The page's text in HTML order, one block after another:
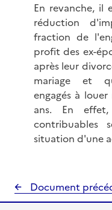
En revanche, il
réduction
fraction de
profit des ex-
après leur
mariage et
engagés à
ans. En
contribuables
situation d'une
Document